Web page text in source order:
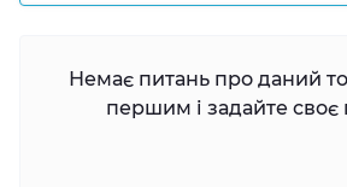
Немає питань про даний
першим і задайте своє